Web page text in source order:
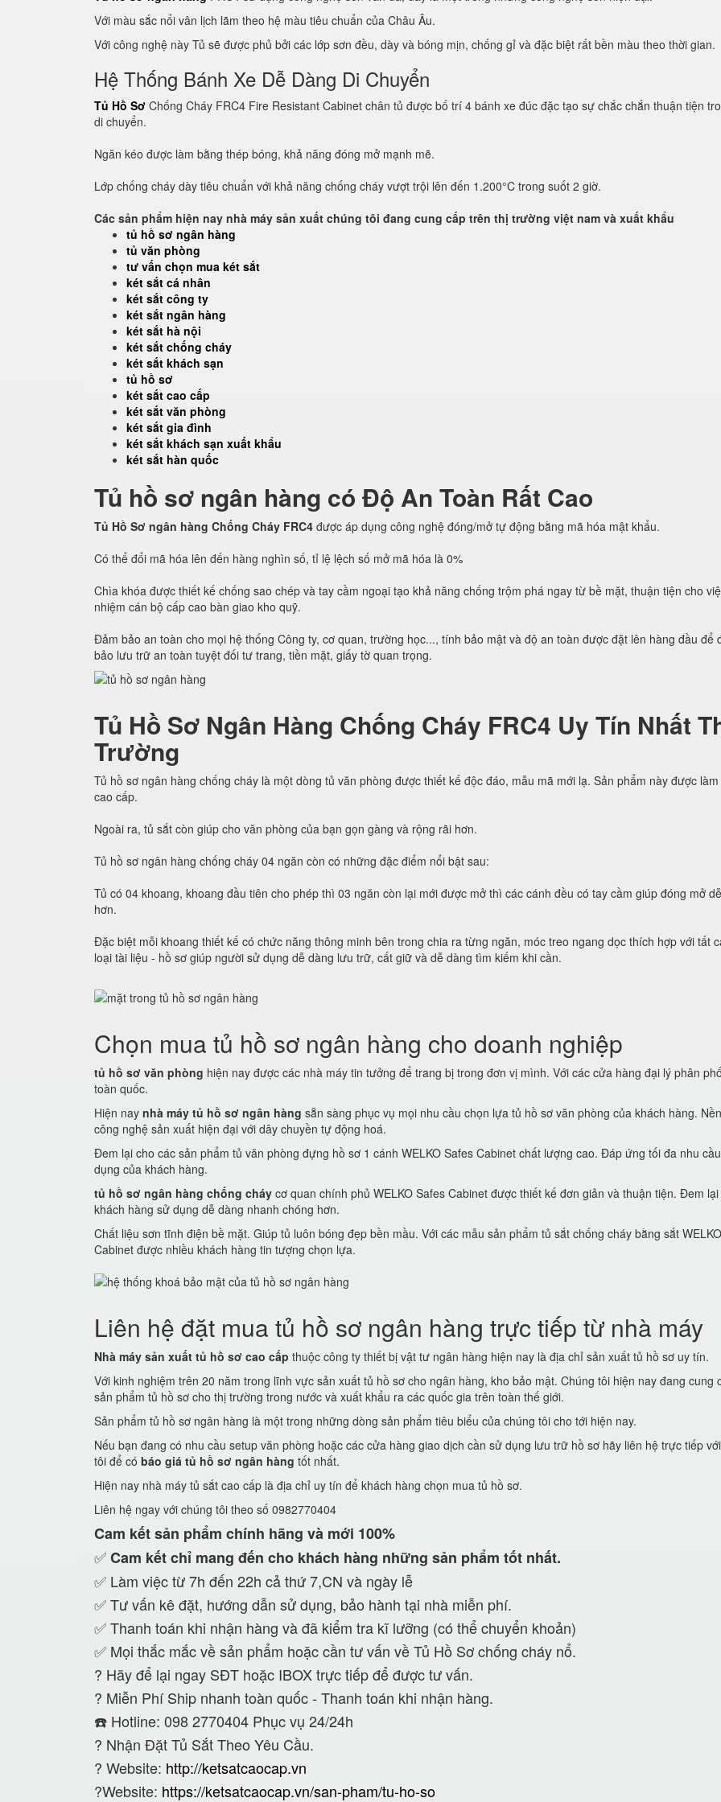
Với màu sắc nổi vân lịch lãm theo hệ màu tiêu chuẩn của Châu Âu.
Với công nghệ này Tủ sẽ được phủ bởi các lớp sơn đều, dày và bóng mịn, chống gỉ và đặc biệt rất bền màu theo thời gian.
Hệ Thống Bánh Xe Dễ Dàng Di Chuyển
Tủ Hồ Sơ Chống Cháy FRC4 Fire Resistant Cabinet chân tủ được bố trí 4 bánh xe đúc đặc tạo sự chắc chắn thuận tiện
di chuyển.
Ngăn kéo được làm bằng thép bóng, khả năng đóng mở mạnh mẽ.
Lớp chống cháy dày tiêu chuẩn với khả năng chống cháy vượt trội lên đến 1.200°C trong suốt 2 giờ.
Các sản phẩm hiện nay nhà máy sản xuất chúng tôi đang cung cấp trên thị trường việt nam và xuất khẩu
tủ hồ sơ ngân hàng
tủ văn phòng
tư vấn chọn mua két sắt
két sắt cá nhân
két sắt công ty
két sắt ngân hàng
két sắt hà nội
két sắt chống cháy
két sắt khách sạn
tủ hồ sơ
két sắt cao cấp
két sắt văn phòng
két sắt gia đình
két sắt khách sạn xuất khẩu
két sắt hàn quốc
Tủ hồ sơ ngân hàng có Độ An Toàn Rất Cao
Tủ Hồ Sơ ngân hàng Chống Cháy FRC4 được áp dụng công nghệ đóng/mở tự động bằng mã hóa mật khẩu.
Có thể đổi mã hóa lên đến hàng nghìn số, tỉ lệ lệch số mở mã hóa là 0%
Chìa khóa được thiết kế chống sao chép và tay cầm ngoại tạo khả năng chống trộm phá ngay từ bề mặt, thuận tiện cho
nhiệm cán bộ cấp cao bàn giao kho quỹ.
Đảm bảo an toàn cho mọi hệ thống Công ty, cơ quan, trường học..., tính bảo mật và độ an toàn được đặt lên hàng đầu để
bảo lưu trữ an toàn tuyệt đối tư trang, tiền mặt, giấy tờ quan trọng.
Tủ Hồ Sơ Ngân Hàng Chống Cháy FRC4 Uy Tín Nhất
Trường
Tủ hồ sơ ngân hàng chống cháy là một dòng tủ văn phòng được thiết kế độc đáo, mẫu mã mới lạ. Sản phẩm này được
cao cấp.
Ngoài ra, tủ sắt còn giúp cho văn phòng của bạn gọn gàng và rộng rãi hơn.
Tủ hồ sơ ngân hàng chống cháy 04 ngăn còn có những đặc điểm nổi bật sau:
Tủ có 04 khoang, khoang đầu tiên cho phép thì 03 ngăn còn lại mới được mở thì các cánh đều có tay cầm giúp đóng mở
hơn.
Đặc biệt mỗi khoang thiết kế có chức năng thông minh bên trong chia ra từng ngăn, móc treo ngang dọc thích hợp với tất
loại tài liệu - hồ sơ giúp người sử dụng dễ dàng lưu trữ, cất giữ và dễ dàng tìm kiếm khi cần.
Chọn mua tủ hồ sơ ngân hàng cho doanh nghiệp
tủ hồ sơ văn phòng hiện nay được các nhà máy tin tưởng để trang bị trong đơn vị mình. Với các cửa hàng đại lý phân
toàn quốc.
Hiện nay nhà máy tủ hồ sơ ngân hàng sẵn sàng phục vụ mọi nhu cầu chọn lựa tủ hồ sơ văn phòng của khách hàng.
công nghệ sản xuất hiện đại với dây chuyền tự động hoá.
Đem lại cho các sản phẩm tủ văn phòng đựng hồ sơ 1 cánh WELKO Safes Cabinet chất lượng cao. Đáp ứng tối đa nhu
dụng của khách hàng.
tủ hồ sơ ngân hàng chống cháy cơ quan chính phủ WELKO Safes Cabinet được thiết kế đơn giản và thuận tiện. Đem lại
khách hàng sử dụng dễ dàng nhanh chóng hơn.
Chất liệu sơn tĩnh điện bề mặt. Giúp tủ luôn bóng đẹp bền mầu. Với các mẫu sản phẩm tủ sắt chống cháy bằng sắt
Cabinet được nhiều khách hàng tin tượng chọn lựa.
Liên hệ đặt mua tủ hồ sơ ngân hàng trực tiếp từ nhà máy
Nhà máy sản xuất tủ hồ sơ cao cấp thuộc công ty thiết bị vật tư ngân hàng hiện nay là địa chỉ sản xuất tủ hồ sơ uy tín.
Với kinh nghiệm trên 20 năm trong lĩnh vực sản xuất tủ hồ sơ cho ngân hàng, kho bảo mật. Chúng tôi hiện nay đang cung
sản phẩm tủ hồ sơ cho thị trường trong nước và xuất khẩu ra các quốc gia trên toàn thế giới.
Sản phẩm tủ hồ sơ ngân hàng là một trong những dòng sản phẩm tiêu biểu của chúng tôi cho tới hiện nay.
Nếu bạn đang có nhu cầu setup văn phòng hoặc các cửa hàng giao dịch cần sử dụng lưu trữ hồ sơ hãy liên hệ trực tiếp
tôi để có báo giá tủ hồ sơ ngân hàng tốt nhất.
Hiện nay nhà máy tủ sắt cao cấp là địa chỉ uy tín để khách hàng chọn mua tủ hồ sơ.
Liên hệ ngay với chúng tôi theo số 0982770404
Cam kếtsản phẩm chính hãng và mới 100%
✅Cam kếtchỉ mang đến cho khách hàng những sản phẩm tốt nhất.
✅ Làm việc từ 7h đến 22h cả thứ 7,CN và ngày lễ
✅ Tư vấn kê đặt, hướng dẫn sử dụng, bảo hành tại nhà miễn phí.
✅ Thanh toán khi nhận hàng và đã kiểm tra kĩ lưỡng (có thể chuyển khoản)
✅ Mọi thắc mắc về sản phẩm hoặc cần tư vấn về Tủ Hồ Sơ chống cháy nổ.
? Hãy để lại ngay SĐT hoặc IBOX trực tiếp để được tư vấn.
? Miễn Phí Ship nhanh toàn quốc - Thanh toán khi nhận hàng.
☎️ Hotline: 098 2770404 Phục vụ 24/24h
? Nhận Đặt Tủ Sắt Theo Yêu Cầu.
? Website: http://ketsatcaocap.vn
?Website: https://ketsatcaocap.vn/san-pham/tu-ho-so